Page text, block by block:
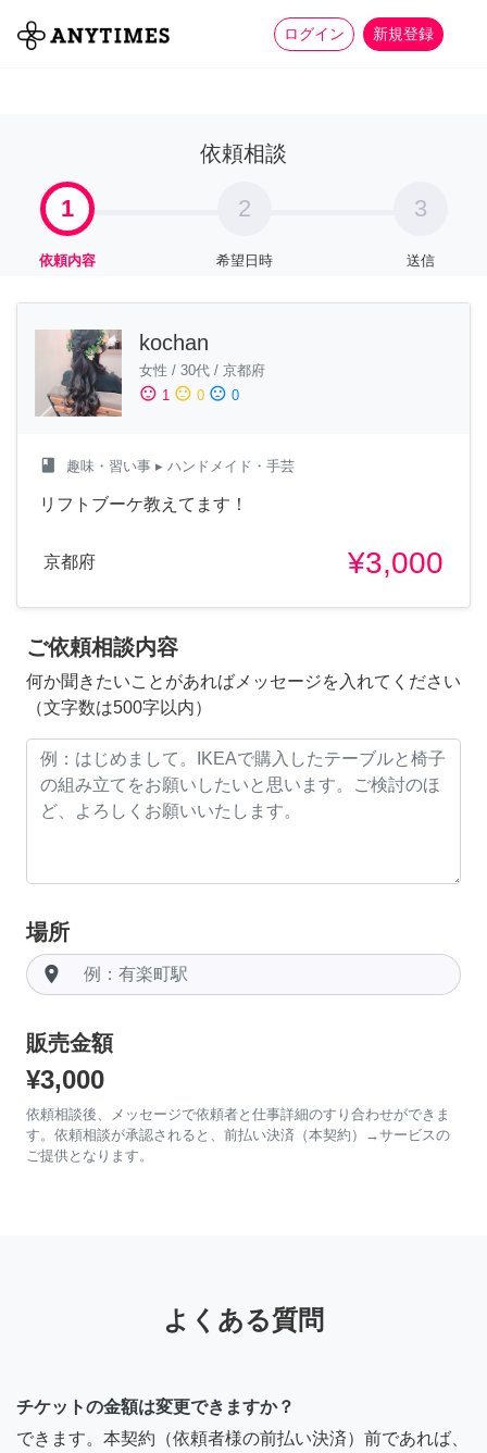
ログイン 新規登録
全て 家事 more_horiz
依頼相談
1
依頼内容
2
希望日時
3
送信
kochan
女性 / 30代 / 京都府
sentiment_satisfied 1 sentiment_neutral 0 sentiment_dissatisfied 0
class 趣味・習い事 ▸ ハンドメイド・手芸
リフトブーケ教えてます！
京都府 ¥3,000
ご依頼相談内容
何か聞きたいことがあればメッセージを入れてください
（文字数は500字以内）
場所
room
販売金額
¥3,000
依頼相談後、メッセージで依頼者と仕事詳細のすり合わせができま
す。依頼相談が承認されると、前払い決済（本契約）→サービスの
ご提供となります。
よくある質問
チケットの金額は変更できますか？
できます。本契約（依頼者様の前払い決済）前であれば、